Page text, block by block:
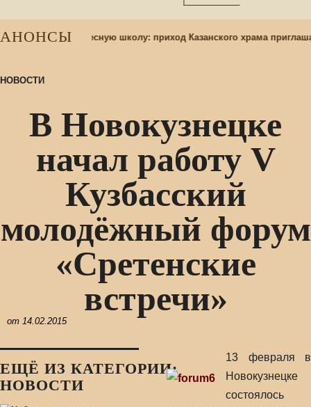
АНОНСЫв воскресную школу: приход Казанского храма
НОВОСТИ
В Новокузнецке
начал работу V
Кузбасский
молодёжный форум
«Сретенские
встречи»
от 14.02.2015
ЕЩЁ ИЗ КАТЕГОРИИ:
НОВОСТИ
13 февраля в
Новокузнецке
состоялось